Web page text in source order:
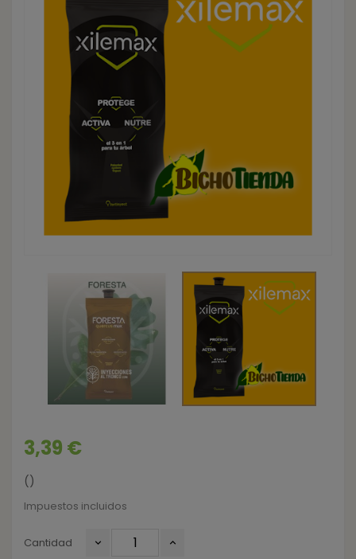
3,39 €
()
Impuestos incluidos
Cantidad